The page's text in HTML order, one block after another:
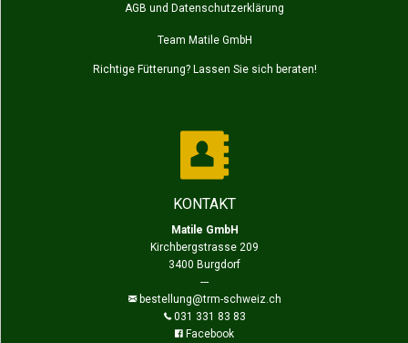
AGB und Datenschutzerklärung
Team Matile GmbH
Richtige Fütterung? Lassen Sie sich beraten!
KONTAKT
Matile GmbH
Kirchbergstrasse 209
3400 Burgdorf
---
bestellung@trm-schweiz.ch
031 331 83 83
Facebook